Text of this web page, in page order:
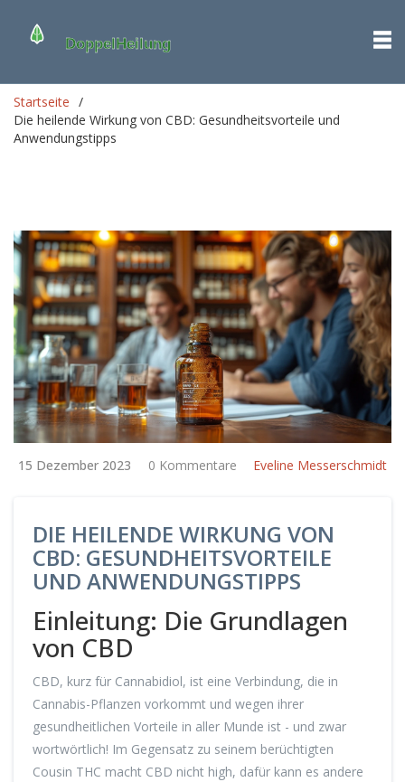
Startseite
Die heilende Wirkung von CBD: Gesundheitsvorteile und
Anwendungstipps
15 Dezember 2023 0 Kommentare Eveline Messerschmidt
DIE HEILENDE WIRKUNG VON
CBD: GESUNDHEITSVORTEILE
UND ANWENDUNGSTIPPS
Einleitung: Die Grundlagen
von CBD
CBD, kurz für Cannabidiol, ist eine Verbindung, die in
Cannabis-Pflanzen vorkommt und wegen ihrer
gesundheitlichen Vorteile in aller Munde ist - und zwar
wortwörtlich! Im Gegensatz zu seinem berüchtigten
Cousin THC macht CBD nicht high, dafür kann es andere